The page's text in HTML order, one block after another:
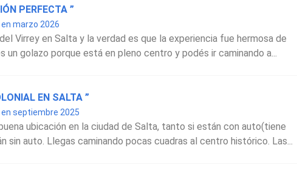
PERFECTA ”
marzo 2026
Virrey en Salta y la verdad es que la experiencia fue hermosa de
un golazo porque está en pleno centro y podés ir caminando a...
EN SALTA ”
septiembre 2025
ubicación en la ciudad de Salta, tanto si están con auto(tiene
sin auto. Llegas caminando pocas cuadras al centro histórico. Las...